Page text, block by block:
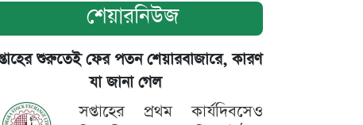
শেয়ারনিউজ
শুরুতেই ফের পতন শেয়ারবাজারে, কারণ
যা জানা গেল
সপ্তাহের প্রথম কার্যদিবসেও